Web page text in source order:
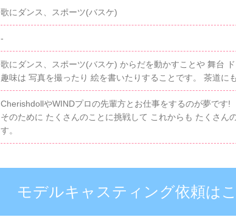
歌にダンス、スポーツ(バスケ)
-
歌にダンス、スポーツ(バスケ) からだを動かすことや 舞台 ド
趣味は 写真を撮ったり 絵を書いたりすることです。 茶道に
CherishdollやWINDプロの先輩方とお仕事をするのが夢です!
そのために たくさんのことに挑戦して これからも たくさん
す。
モデルキャスティング依頼は